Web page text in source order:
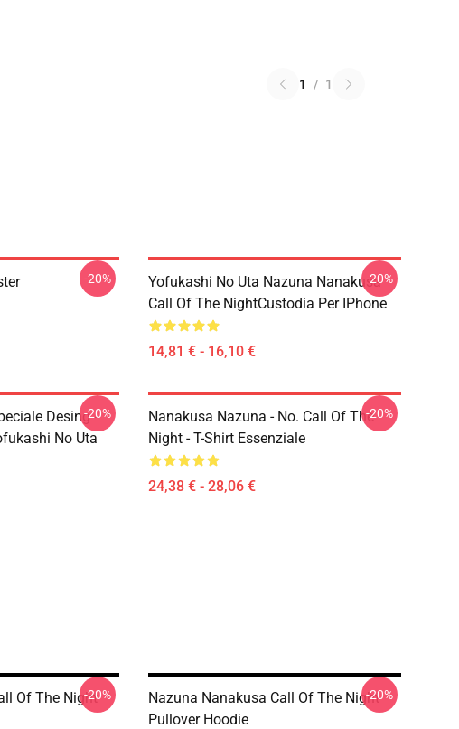
1 / 1
-20%
Yofukashi No Uta Nazuna Nanakusa
Call Of The NightCustodia Per IPhone
14,81 € - 16,10 €
-20%
Desing -
No Uta
-20%
Nanakusa Nazuna - No. Call Of The
Night - T-Shirt Essenziale
24,38 € - 28,06 €
-20%
Of The Night-20%
Nazuna Nanakusa Call Of The Night
Pullover Hoodie
-20%